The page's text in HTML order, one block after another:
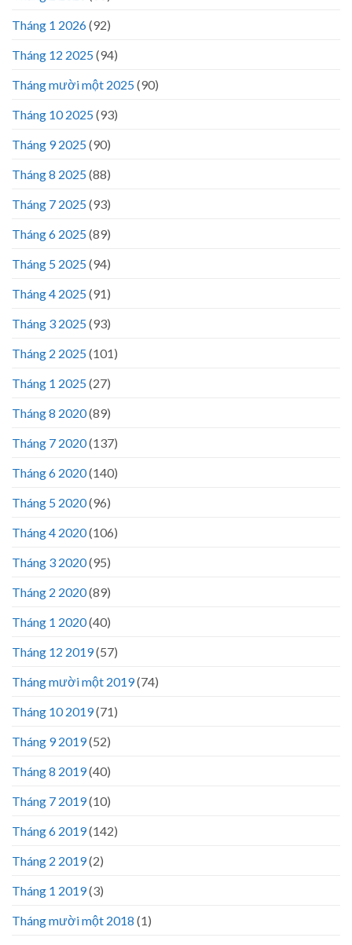
Tháng 1 2026(92)
Tháng 12 2025(94)
Tháng mười một 2025(90)
Tháng 10 2025(93)
Tháng 9 2025(90)
Tháng 8 2025(88)
Tháng 7 2025(93)
Tháng 6 2025(89)
Tháng 5 2025(94)
Tháng 4 2025(91)
Tháng 3 2025(93)
Tháng 2 2025(101)
Tháng 1 2025(27)
Tháng 8 2020(89)
Tháng 7 2020(137)
Tháng 6 2020(140)
Tháng 5 2020(96)
Tháng 4 2020(106)
Tháng 3 2020(95)
Tháng 2 2020(89)
Tháng 1 2020(40)
Tháng 12 2019(57)
Tháng mười một 2019(74)
Tháng 10 2019(71)
Tháng 9 2019(52)
Tháng 8 2019(40)
Tháng 7 2019(10)
Tháng 6 2019(142)
Tháng 2 2019(2)
Tháng 1 2019(3)
Tháng mười một 2018 (1)